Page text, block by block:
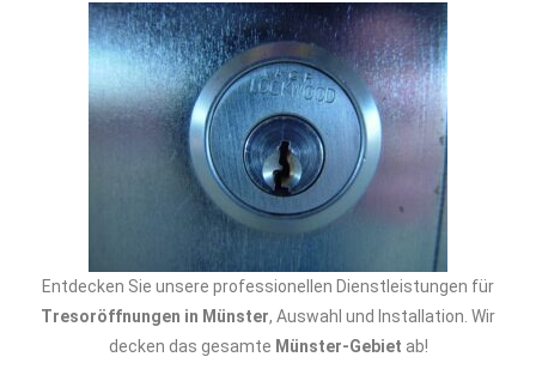
Entdecken Sie unsere professionellen Dienstleistungen für
Tresoröffnungen in Münster, Auswahl und Installation. Wir
decken das gesamte Münster-Gebiet ab!